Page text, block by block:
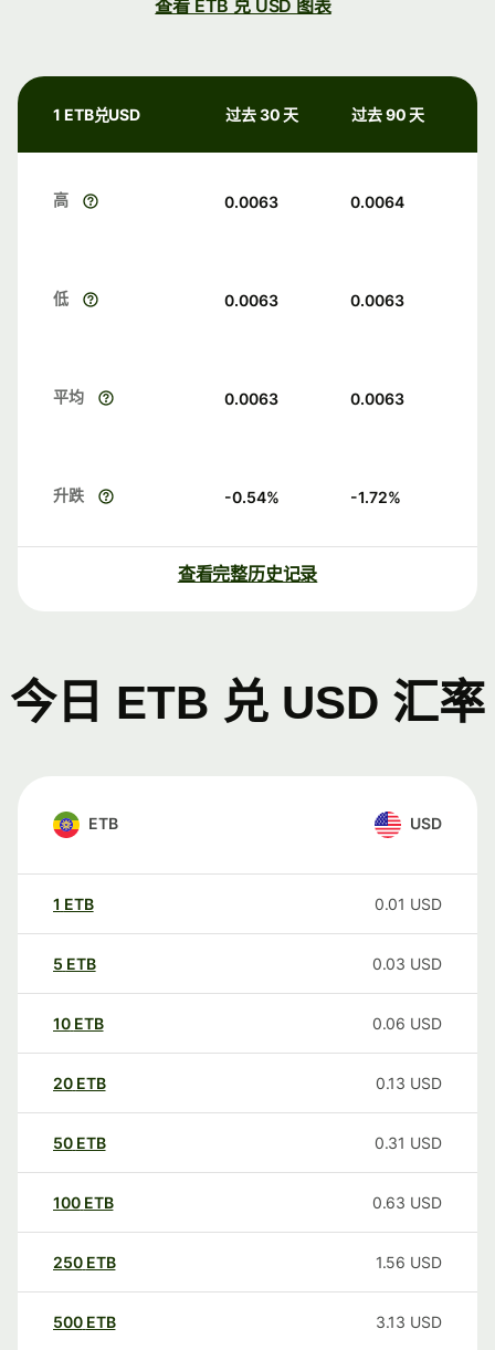
查看 ETB 兑 USD 图表
1 ETB兑USD 过去 30 天 过去 90 天
高 0.0063 0.0064
低 0.0063 0.0063
平均 0.0063 0.0063
升跌 -0.54% -1.72%
查看完整历史记录
今日 ETB 兑 USD 汇率
ETB USD
1 ETB 0.01 USD
5 ETB 0.03 USD
10 ETB 0.06 USD
20 ETB 0.13 USD
50 ETB 0.31 USD
100 ETB 0.63 USD
250 ETB 1.56 USD
500 ETB 3.13 USD